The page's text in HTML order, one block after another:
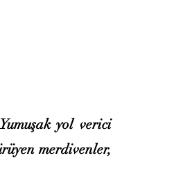
yol verici
merdivenler,